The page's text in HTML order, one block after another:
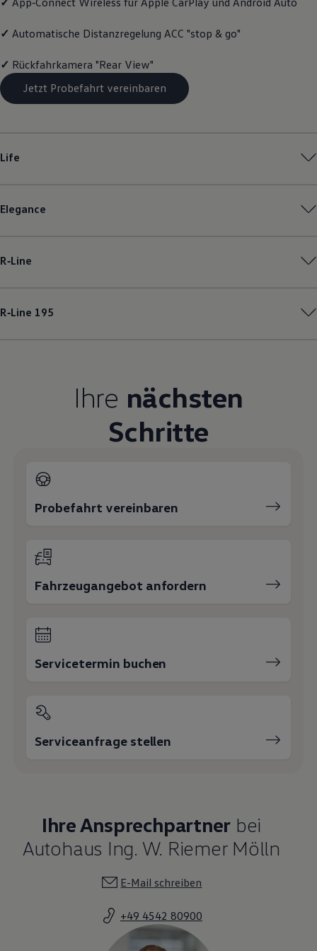
Motorenöl und Flüssigkeiten
Pannen- und Unfallhilfe
Volkswagen Teile
Zubehör
Modellspezifisches Zubehör
Volkswagen R
Pannen- und Unfallhilfe
Volkswagen Kundenbetreuung
✓ Automatische Distanzregelung ACC "stop & go"
✓ Rückfahrkamera "Rear View"
Jetzt Probefahrt vereinbaren
Life
Elegance
R‑Line
R‑Line 195
Ihre nächsten
Schritte
Probefahrt vereinbaren
Fahrzeugangebot anfordern
Servicetermin buchen
Serviceanfrage stellen
Ihre Ansprechpartner bei
Autohaus Ing. W. Riemer Mölln
E-Mail schreiben
+49 4542 80900